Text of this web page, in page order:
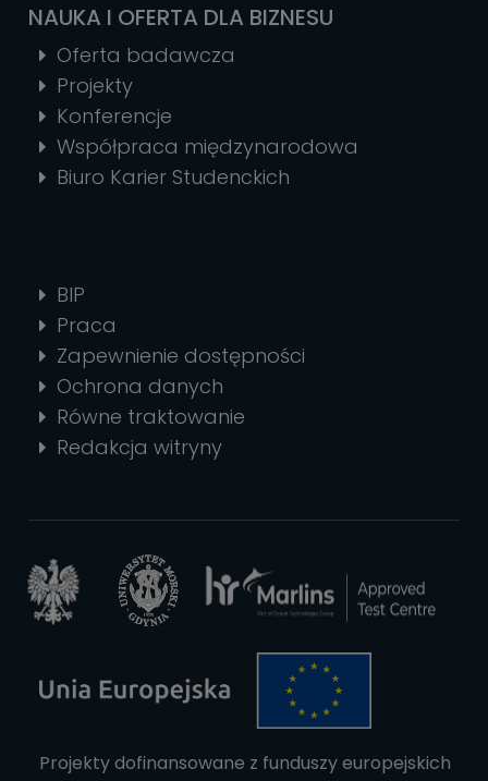
NAUKA I OFERTA DLA BIZNESU
Oferta badawcza
Projekty
Konferencje
Współpraca międzynarodowa
Biuro Karier Studenckich
BIP
Praca
Zapewnienie dostępności
Ochrona danych
Równe traktowanie
Redakcja witryny
Projekty dofinansowane z funduszy europejskich